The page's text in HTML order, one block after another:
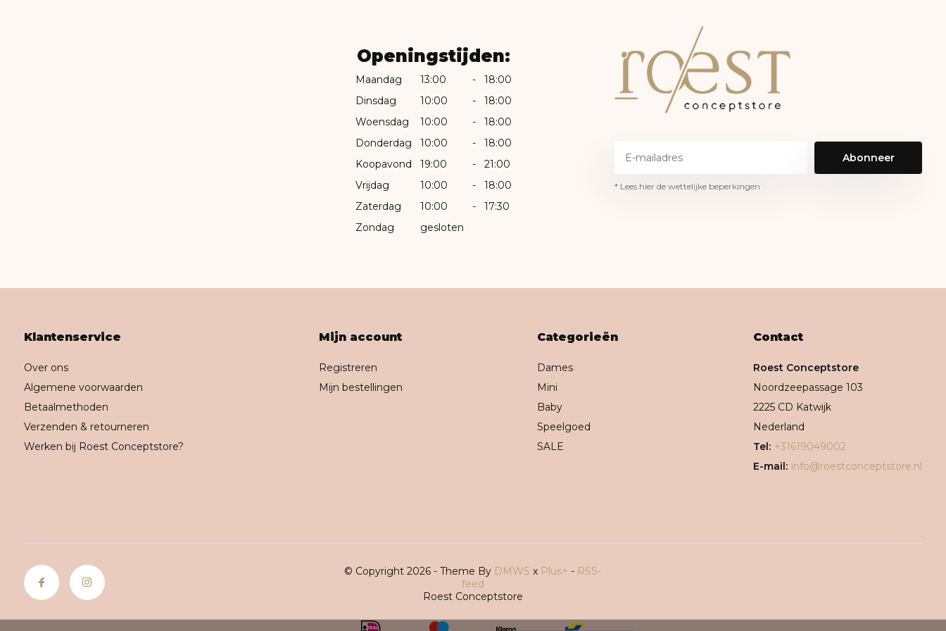
Openingstijden:
Maandag 13:00 -
18:00
Dinsdag
10:00 -
18:00
Woensdag
10:00 -
18:00
Donderdag
10:00 -
18:00
Koopavond
19:00 -
21:00
Vrijdag
10:00 -
18:00
Zaterdag
10:00 -
17:30
Zondag
gesloten
Abonneer
* Lees hier de wettelijke beperkingen
Klantenservice
Over ons
Algemene voorwaarden
Betaalmethoden
Verzenden & retourneren
Werken bij Roest Conceptstore?
Mijn account
Registreren
Mijn bestellingen
Categorieën
Dames
Mini
Baby
Speelgoed
SALE
Contact
Roest Conceptstore
Noordzeepassage 103
2225 CD Katwijk
Nederland
Tel: +31619049002
E-mail: info@roestconceptstore.nl
© Copyright 2026 - Theme By DMWS x Plus+ - RSS-
feed
Roest Conceptstore